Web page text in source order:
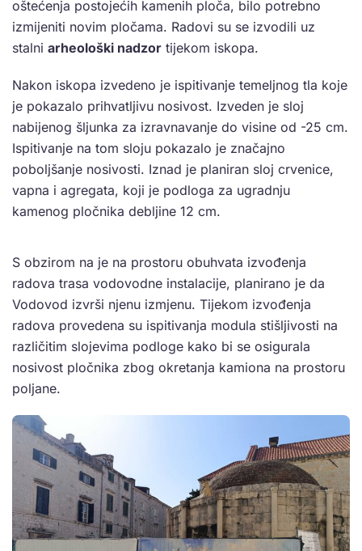
oštećenja postojećih kamenih ploča, bilo potrebno
izmijeniti novim pločama. Radovi su se izvodili uz
stalni arheološki nadzor tijekom iskopa.
Nakon iskopa izvedeno je ispitivanje temeljnog tla koje
je pokazalo prihvatljivu nosivost. Izveden je sloj
nabijenog šljunka za izravnavanje do visine od -25 cm.
Ispitivanje na tom sloju pokazalo je značajno
poboljšanje nosivosti. Iznad je planiran sloj crvenice,
vapna i agregata, koji je podloga za ugradnju
kamenog pločnika debljine 12 cm.
S obzirom na je na prostoru obuhvata izvođenja
radova trasa vodovodne instalacije, planirano je da
Vodovod izvrši njenu izmjenu. Tijekom izvođenja
radova provedena su ispitivanja modula stišljivosti na
različitim slojevima podloge kako bi se osigurala
nosivost pločnika zbog okretanja kamiona na prostoru
poljane.